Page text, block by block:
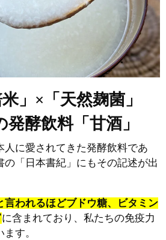
」×「天然麹菌」
酵飲料「甘酒」
人に愛されてきた発酵飲料であ
の「日本書紀」にもその記述が出
言われるほどブドウ糖、ビタミン
に含まれており、私たちの免疫力
す。